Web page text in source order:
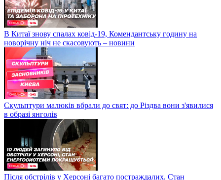
В Китаї знову спалах ковід-19, Комендантську годину на
новорічну ніч не скасовують – новини
Скульптури малюків вбрали до свят: до Різдва вони з'явилися
в образі янголів
Після обстрілів у Херсоні багато постраждалих, Стан